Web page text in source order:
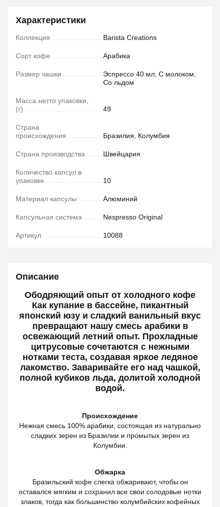
Характеристики
Коллекция Barista Creations
Сорт кофе Арабика
Размер чашки
Эспрессо 40 мл, С молоком,
Со льдом
Масса нетто упаковки,
(г)
49
Страна
происхождения
Бразилия, Колумбия
Страна производства Швейцария
Количество капсул в
упаковке
10
Материал капсулы Алюминий
Капсульная система Nespresso Original
Артикул 10088
Описание
Ободряющий опыт от холодного кофе
Как купание в бассейне, пикантный
японский юзу и сладкий ванильный вкус
превращают нашу смесь арабики в
освежающий летний опыт. Прохладные
цитрусовые сочетаются с нежными
нотками теста, создавая яркое ледяное
лакомство. Заваривайте его над чашкой,
полной кубиков льда, долитой холодной
водой.
Происхождение
Нежная смесь 100% арабики, состоящая из натурально
сладких зерен из Бразилии и промытых зерен из
Колумбии.
Обжарка
Бразильский кофе слегка обжаривают, чтобы он
оставался мягким и сохранил все свои солодовые нотки
злаков, тогда как большинство колумбийских кофейных